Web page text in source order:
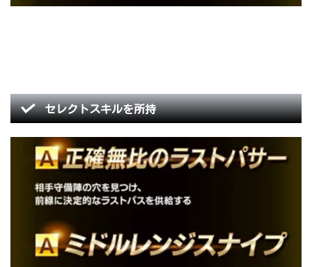
セレクトスキルを所持